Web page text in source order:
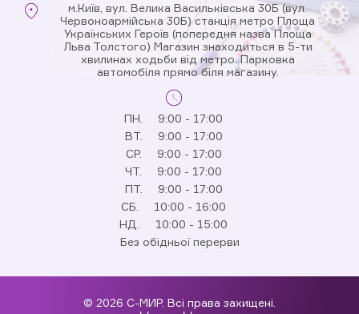
м.Київ, вул. Велика Васильківська 30Б (вул.
Червоноармійська 30Б) станція метро Площа
Українських Героїв (попередня назва Площа
Льва Толстого) Магазин знаходиться в 5-ти
хвилинах ходьби від метро. Парковка
автомобіля прямо біля магазину.
ПН.
9:00 - 17:00
ВТ.
9:00 - 17:00
СР.
9:00 - 17:00
ЧТ.
9:00 - 17:00
ПТ.
9:00 - 17:00
СБ.
10:00 - 16:00
НД.
10:00 - 15:00
Без обідньої перерви
© 2026 С-МИР. Всі права захищені.